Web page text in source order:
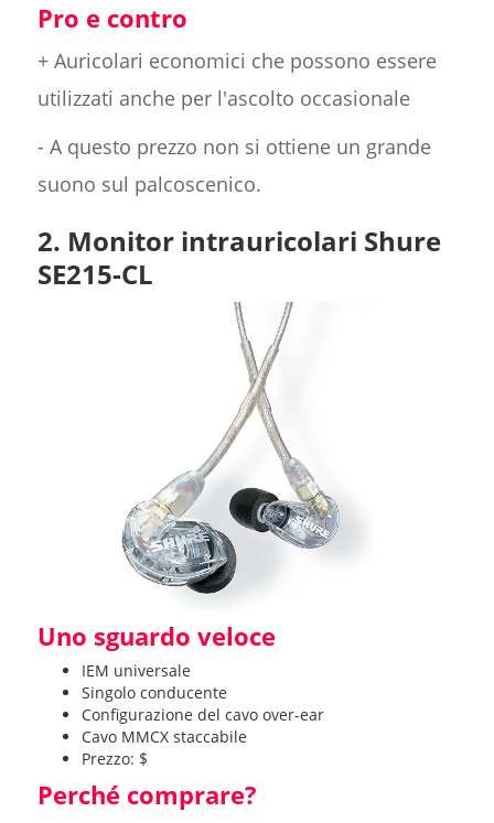
Pro e contro
+ Auricolari economici che possono essere
utilizzati anche per l'ascolto occasionale
- A questo prezzo non si ottiene un grande
suono sul palcoscenico.
2. Monitor intrauricolari Shure
SE215-CL
Uno sguardo veloce
IEM universale
Singolo conducente
Configurazione del cavo over-ear
Cavo MMCX staccabile
Prezzo: $
Perché comprare?